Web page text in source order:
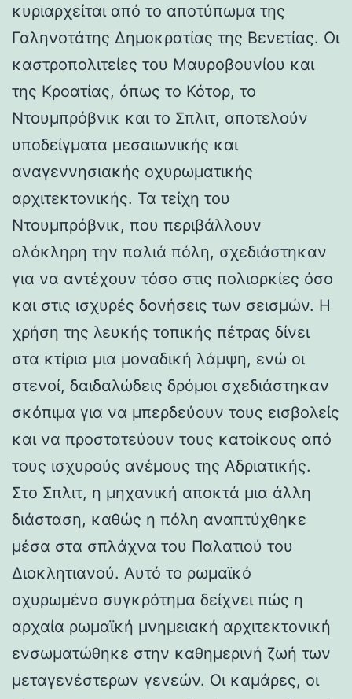
κυριαρχείται από το αποτύπωμα της
Γαληνοτάτης Δημοκρατίας της Βενετίας. Οι
καστροπολιτείες του Μαυροβουνίου και
της Κροατίας, όπως το Κότορ, το
Ντουμπρόβνικ και το Σπλιτ, αποτελούν
υποδείγματα μεσαιωνικής και
αναγεννησιακής οχυρωματικής
αρχιτεκτονικής. Τα τείχη του
Ντουμπρόβνικ, που περιβάλλουν
ολόκληρη την παλιά πόλη, σχεδιάστηκαν
για να αντέχουν τόσο στις πολιορκίες όσο
και στις ισχυρές δονήσεις των σεισμών. Η
χρήση της λευκής τοπικής πέτρας δίνει
στα κτίρια μια μοναδική λάμψη, ενώ οι
στενοί, δαιδαλώδεις δρόμοι σχεδιάστηκαν
σκόπιμα για να μπερδεύουν τους εισβολείς
και να προστατεύουν τους κατοίκους από
τους ισχυρούς ανέμους της Αδριατικής.
Στο Σπλιτ, η μηχανική αποκτά μια άλλη
διάσταση, καθώς η πόλη αναπτύχθηκε
μέσα στα σπλάχνα του Παλατιού του
Διοκλητιανού. Αυτό το ρωμαϊκό
οχυρωμένο συγκρότημα δείχνει πώς η
αρχαία ρωμαϊκή μνημειακή αρχιτεκτονική
ενσωματώθηκε στην καθημερινή ζωή των
μεταγενέστερων γενεών. Οι καμάρες, οι